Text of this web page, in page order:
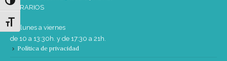
Alternar alto contraste
Alternar tamaño de letra
HORARIOS
De lunes a viernes
de 10 a 13:30h. y de 17:30 a 21h.
Política de privacidad